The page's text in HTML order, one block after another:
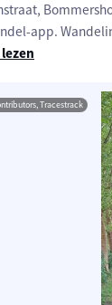
app.
Tracestrack